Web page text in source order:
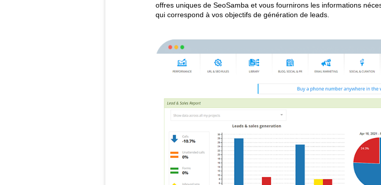
offres uniques de SeoSamba et vous fournirons les informations
qui correspond à vos objectifs de génération de leads.